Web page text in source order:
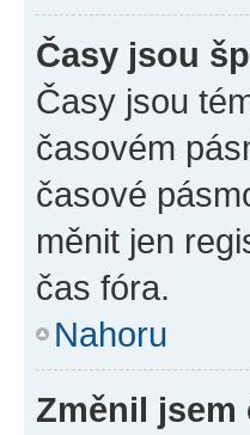
Časy jsou
Časy jsou
časovém
časové
měnit jen
čas fóra.
Nahoru
Změnil jsem